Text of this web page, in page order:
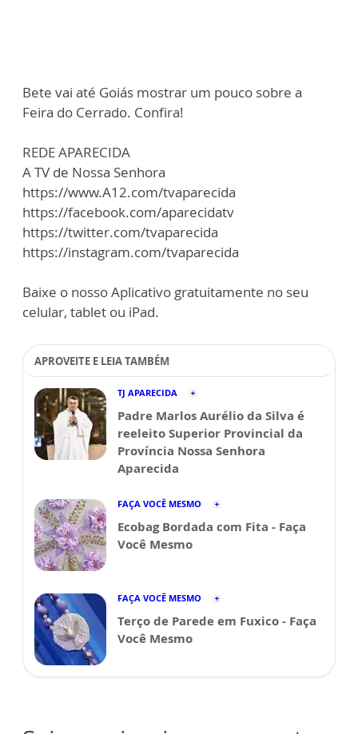
Bete vai até Goiás mostrar um pouco sobre a
Feira do Cerrado. Confira!
REDE APARECIDA
A TV de Nossa Senhora
https://www.A12.com/tvaparecida
https://facebook.com/aparecidatv
https://twitter.com/tvaparecida
https://instagram.com/tvaparecida
Baixe o nosso Aplicativo gratuitamente no seu
celular, tablet ou iPad.
APROVEITE E LEIA TAMBÉM
TJ APARECIDA
Padre Marlos Aurélio da Silva é
reeleito Superior Provincial da
Província Nossa Senhora
Aparecida
FAÇA VOCÊ MESMO
Ecobag Bordada com Fita - Faça
Você Mesmo
FAÇA VOCÊ MESMO
Terço de Parede em Fuxico - Faça
Você Mesmo